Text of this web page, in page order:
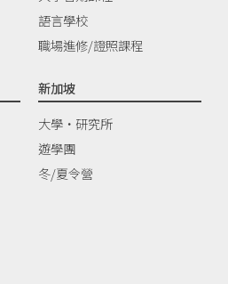
語言學校
職場進修/證照課程
新加坡
大學‧研究所
遊學團
冬/夏令營